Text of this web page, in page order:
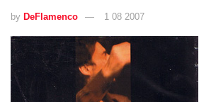
by DeFlamenco 1 08 2007